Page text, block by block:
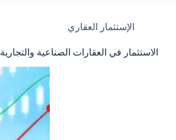
الإستثمار العقاري
الاستثمار في العقارات الصناعية والتجارية